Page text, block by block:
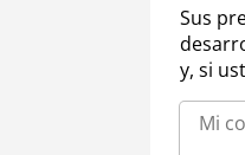
Sus
y, si